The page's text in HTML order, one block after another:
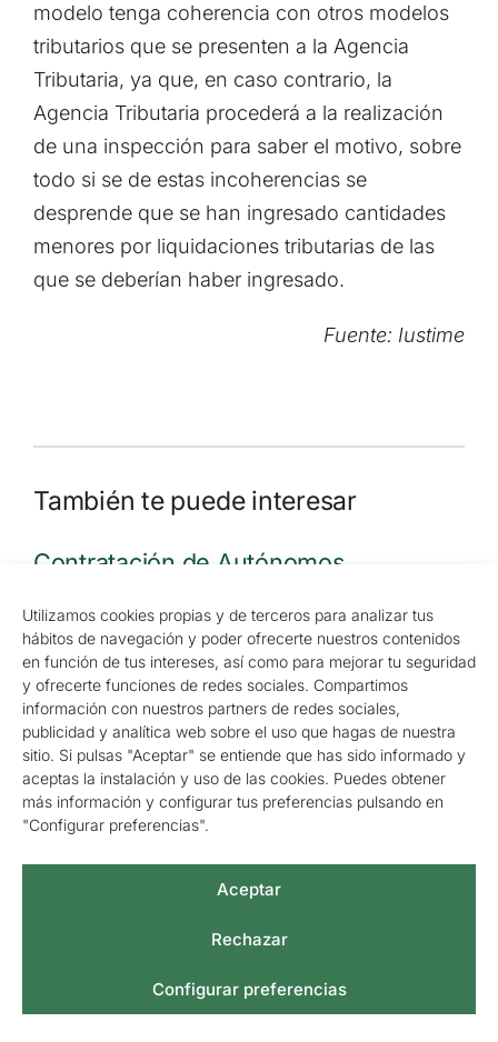
Utilizamos cookies propias y de terceros para analizar tus
hábitos de navegación y poder ofrecerte nuestros contenidos
en función de tus intereses, así como para mejorar tu seguridad
y ofrecerte funciones de redes sociales. Compartimos
información con nuestros partners de redes sociales,
publicidad y analítica web sobre el uso que hagas de nuestra
sitio. Si pulsas "Aceptar" se entiende que has sido informado y
aceptas la instalación y uso de las cookies. Puedes obtener
más información y configurar tus preferencias pulsando en
"Configurar preferencias".
Aceptar
Rechazar
Configurar preferencias
modelo tenga coherencia con otros modelos
tributarios que se presenten a la Agencia
Tributaria, ya que, en caso contrario, la
Agencia Tributaria procederá a la realización
de una inspección para saber el motivo, sobre
todo si se de estas incoherencias se
desprende que se han ingresado cantidades
menores por liquidaciones tributarias de las
que se deberían haber ingresado.
Fuente: Iustime
También te puede interesar
Contratación de Autónomos
Claves para cumplir con la legalidad
Aspectos contables de la adquisición
de acciones en las empresas